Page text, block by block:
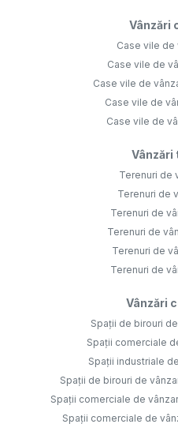
Vânzări
Case vile de
Case vile de
Case vile de
Case vile de
Case vile de
Vânzări
Terenuri de
Terenuri de
Terenuri de
Terenuri de
Terenuri de
Terenuri de
Vânzări
Spații de birouri
Spații comerciale
Spații industriale
Spații de birouri de
Spații comerciale de
Spații comerciale de